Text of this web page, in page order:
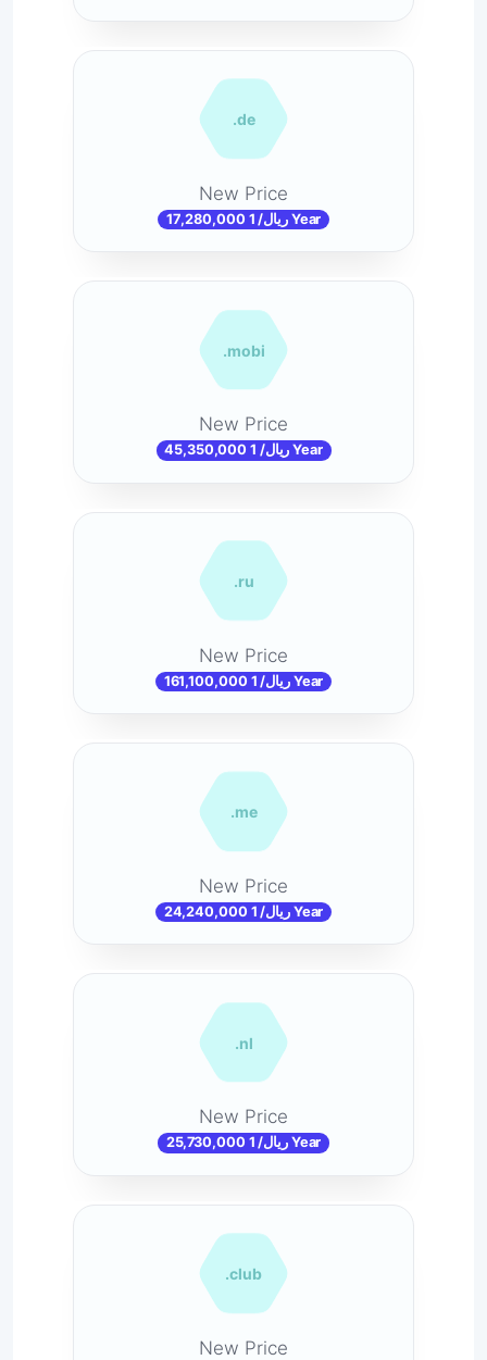
.de
New Price
17,280,000 ریال/ 1 Year
.mobi
New Price
45,350,000 ریال/ 1 Year
.ru
New Price
161,100,000 ریال/ 1 Year
.me
New Price
24,240,000 ریال/ 1 Year
.nl
New Price
25,730,000 ریال/ 1 Year
.club
New Price